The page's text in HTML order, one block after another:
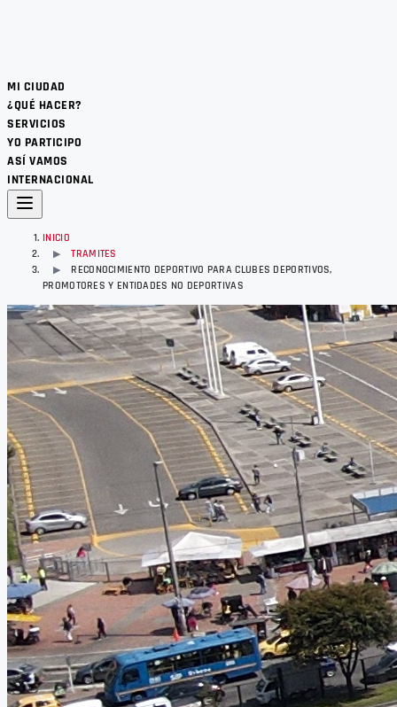
MI CIUDAD
¿QUÉ HACER?
SERVICIOS
YO PARTICIPO
ASÍ VAMOS
INTERNACIONAL
INICIO
▶ TRAMITES
▶
RECONOCIMIENTO DEPORTIVO PARA CLUBES DEPORTIVOS,
PROMOTORES Y ENTIDADES NO DEPORTIVAS